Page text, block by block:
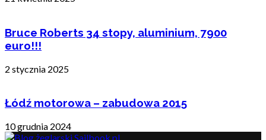
Bruce Roberts 34 stopy, aluminium, 7900
euro!!!
2 stycznia 2025
Łódź motorowa – zabudowa 2015
10 grudnia 2024